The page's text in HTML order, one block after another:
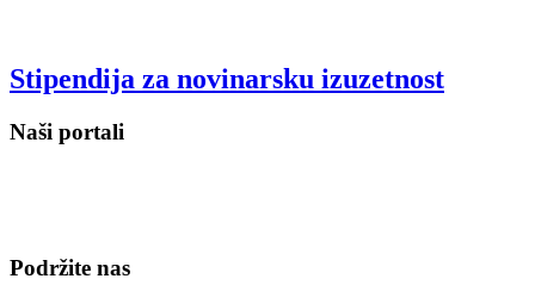
Stipendija za novinarsku izuzetnost
Naši portali
Podržite nas